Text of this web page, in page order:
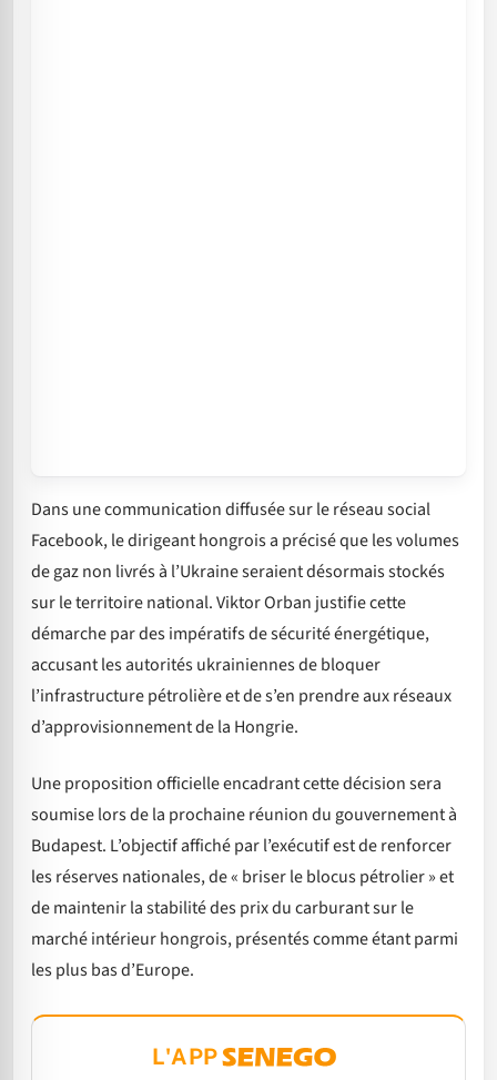
Dans une communication diffusée sur le réseau social
Facebook, le dirigeant hongrois a précisé que les volumes
de gaz non livrés à l’Ukraine seraient désormais stockés
sur le territoire national. Viktor Orban justifie cette
démarche par des impératifs de sécurité énergétique,
accusant les autorités ukrainiennes de bloquer
l’infrastructure pétrolière et de s’en prendre aux réseaux
d’approvisionnement de la Hongrie.
Une proposition officielle encadrant cette décision sera
soumise lors de la prochaine réunion du gouvernement à
Budapest. L’objectif affiché par l’exécutif est de renforcer
les réserves nationales, de « briser le blocus pétrolier » et
de maintenir la stabilité des prix du carburant sur le
marché intérieur hongrois, présentés comme étant parmi
les plus bas d’Europe.
L'APP